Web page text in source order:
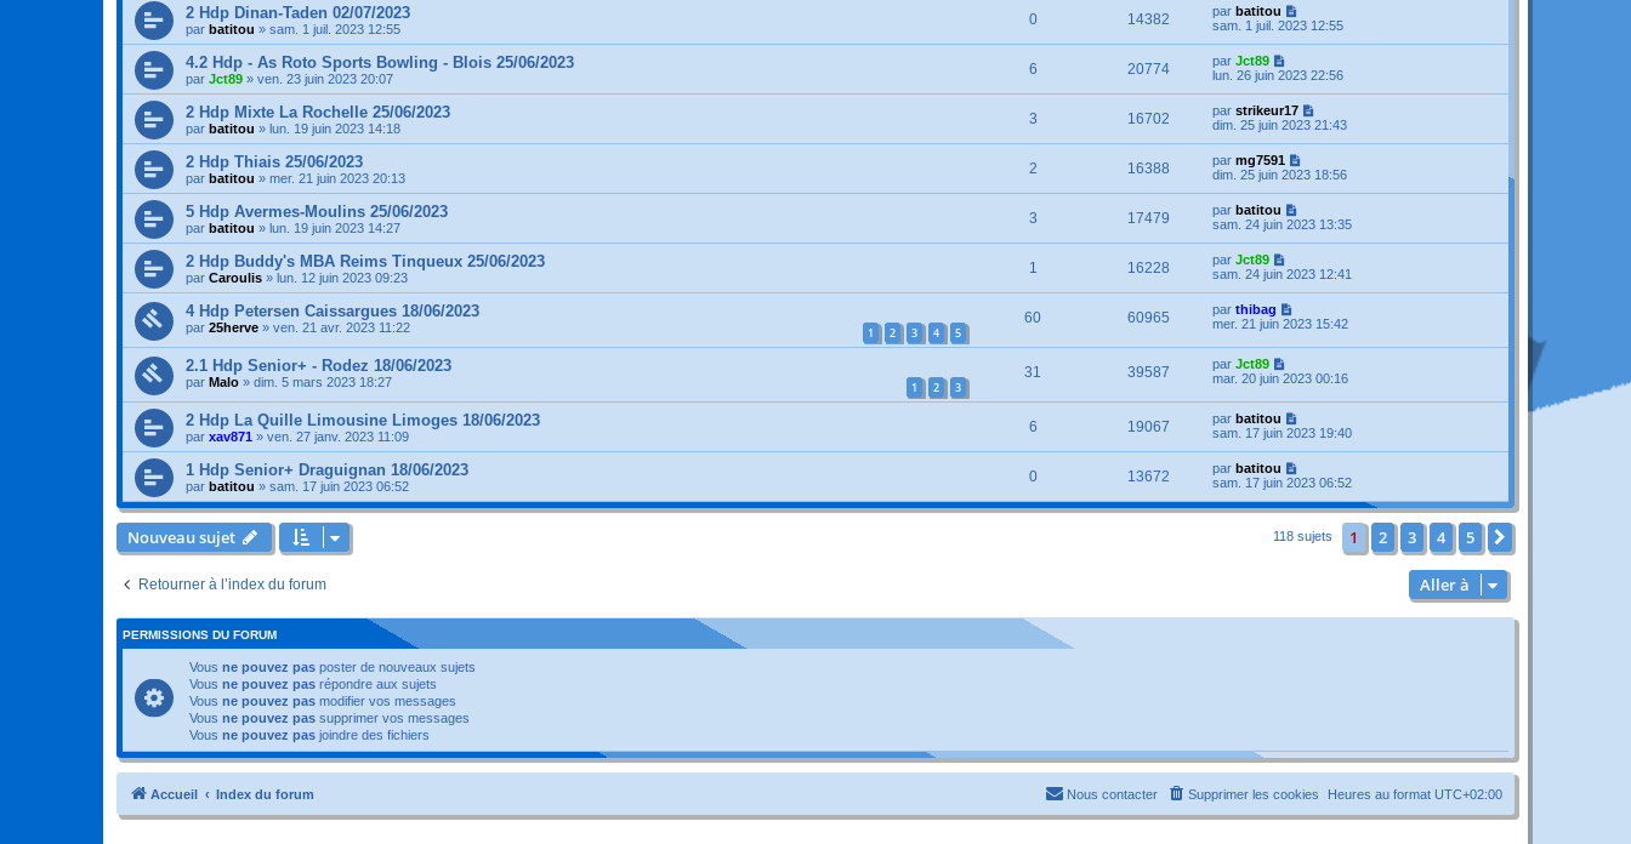
2 Hdp Dinan-Taden 02/07/2023
par batitou » sam. 1 juil. 2023 12:55
0 14382 par batitou
sam. 1 juil. 2023 12:55
4.2 Hdp - As Roto Sports Bowling - Blois 25/06/2023
par Jct89 » ven. 23 juin 2023 20:07
6 20774 par Jct89
lun. 26 juin 2023 22:56
2 Hdp Mixte La Rochelle 25/06/2023
par batitou » lun. 19 juin 2023 14:18
3 16702 par strikeur17
dim. 25 juin 2023 21:43
2 Hdp Thiais 25/06/2023
par batitou » mer. 21 juin 2023 20:13
2 16388 par mg7591
dim. 25 juin 2023 18:56
5 Hdp Avermes-Moulins 25/06/2023
par batitou » lun. 19 juin 2023 14:27
3 17479 par batitou
sam. 24 juin 2023 13:35
2 Hdp Buddy's MBA Reims Tinqueux 25/06/2023
par Caroulis » lun. 12 juin 2023 09:23
1 16228 par Jct89
sam. 24 juin 2023 12:41
4 Hdp Petersen Caissargues 18/06/2023
par 25herve » ven. 21 avr. 2023 11:22 1 2 3 4 5
60 60965 par thibag
mer. 21 juin 2023 15:42
2.1 Hdp Senior+ - Rodez 18/06/2023
par Malo » dim. 5 mars 2023 18:27 1 2 3
31 39587 par Jct89
mar. 20 juin 2023 00:16
2 Hdp La Quille Limousine Limoges 18/06/2023
par xav871 » ven. 27 janv. 2023 11:09
6 19067 par batitou
sam. 17 juin 2023 19:40
1 Hdp Senior+ Draguignan 18/06/2023
par batitou » sam. 17 juin 2023 06:52
0 13672 par batitou
sam. 17 juin 2023 06:52
Nouveau sujet 118 sujets 1 2 3 4 5
Retourner à l’index du forum Aller à
PERMISSIONS DU FORUM
Vous ne pouvez pas poster de nouveaux sujets
Vous ne pouvez pas répondre aux sujets
Vous ne pouvez pas modifier vos messages
Vous ne pouvez pas supprimer vos messages
Vous ne pouvez pas joindre des fichiers
Accueil Index du forum Heures au format UTC+02:00
Supprimer les cookies
Nous contacter